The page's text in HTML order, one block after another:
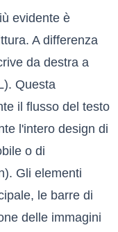
evidente è
A differenza
da destra a
Questa
il flusso del testo
l'intero design di
o di
Gli elementi
le barre di
delle immagini